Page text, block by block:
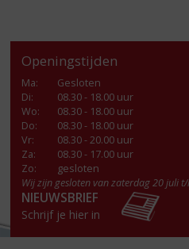
Openingstijden
Ma:
Gesloten
Di:
08.30 - 18.00 uur
Wo:
08.30 - 18.00 uur
Do:
08.30 - 18.00 uur
Vr:
08.30 - 20.00 uur
Za:
08.30 - 17.00 uur
Zo:
gesloten
Wij zijn gesloten van zaterdag 20 juli
NIEUWSBRIEF
Schrijf je hier in